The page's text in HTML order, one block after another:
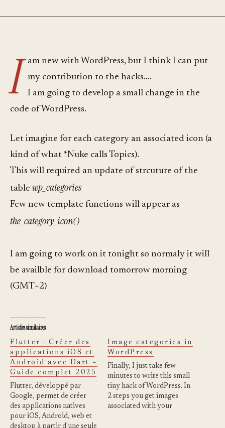
I
am new with WordPress, but I think I can put
my contribution to the hacks….
I am going to develop a small change in the
code of WordPress.
Let imagine for each category an associated icon (a
kind of what *Nuke calls Topics).
This will required an update of strcuture of the
table wp_categories
Few new template functions will appear as
the_category_icon()
I am going to work on it tonight so normaly it will
be availble for download tomorrow morning
(GMT+2)
Articles similaires
Flutter : Créer des
applications iOS et
Android avec Dart –
Guide complet 2025
Flutter, développé par
Google, permet de créer
des applications natives
pour iOS, Android, web et
desktop à partir d'une seule
Image categories in
WordPress
Finally, I just take few
minutes to write this small
tiny hack of WordPress. In
2 steps you get images
associated with your